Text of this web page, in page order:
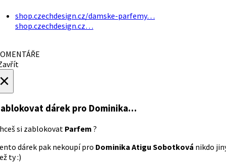
shop.czechdesign.cz/damske-parfemy…
shop.czechdesign.cz…
dárek pro Dominika…
si zablokovat Parfem ?
dárek pak nekoupí pro Dominika Atigu Sobotková nikdo
ty :)